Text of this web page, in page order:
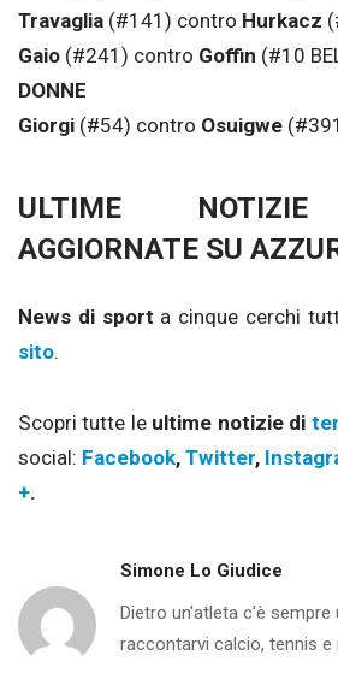
Travaglia (#141) contro Hurkacz
Gaio (#241) contro Goffin (#10
DONNE
Giorgi (#54) contro Osuigwe
ULTIME NOTIZIE
AGGIORNATE SU
News di sport a cinque cerchi
sito.
Scopri tutte le ultime notizie di
social: Facebook, Twitter,
+.
Simone Lo Giudice
Dietro un'atleta c'è sempre
raccontarvi calcio, tennis